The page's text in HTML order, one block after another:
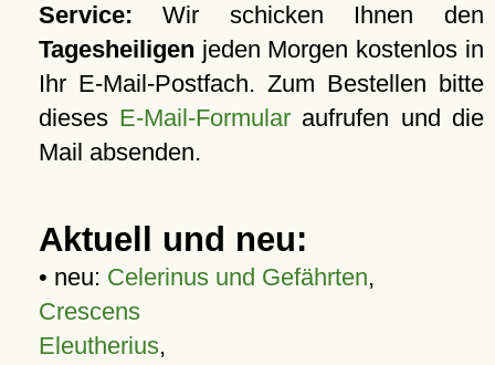
Service: Wir schicken Ihnen den
Tagesheiligen jeden Morgen kostenlos in
Ihr E-Mail-Postfach. Zum Bestellen bitte
dieses E-Mail-Formular aufrufen und die
Mail absenden.
Aktuell und neu:
• neu: Celerinus und Gefährten,
Crescens
Eleutherius,